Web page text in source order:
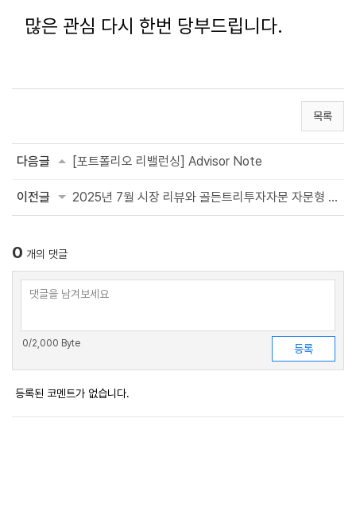
많은 관심 다시 한번 당부드립니다.
목록
다음글 [포트폴리오 리밸런싱] Advisor Note
이전글 2025년 7월 시장 리뷰와 골든트리투자자문 자문형 MP 수익률
0 개의 댓글
0/2,000 Byte
등록된 코멘트가 없습니다.